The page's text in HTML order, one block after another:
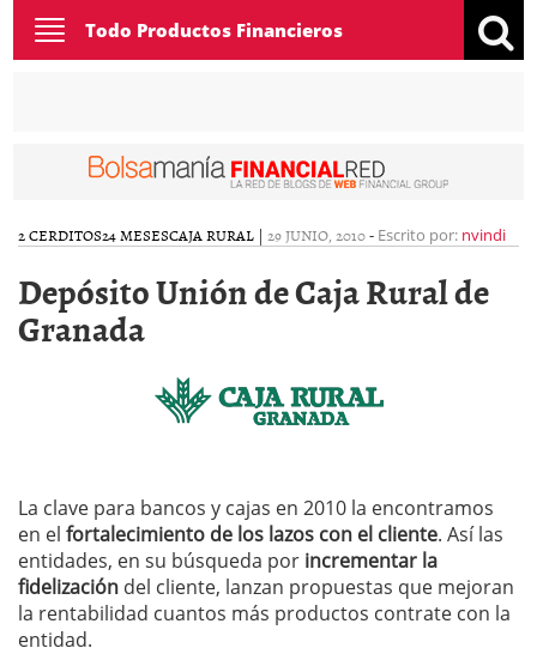
Toggle
navigation
Todo Productos Financieros
2 CERDITOS24 MESESCAJA RURAL | 29 JUNIO, 2010- Escrito por: nvindi
Depósito Unión de Caja Rural de
Granada
La clave para bancos y cajas en 2010 la encontramos
en el fortalecimiento de los lazos con el cliente. Así las
entidades, en su búsqueda por incrementar la
fidelización del cliente, lanzan propuestas que mejoran
la rentabilidad cuantos más productos contrate con la
entidad.